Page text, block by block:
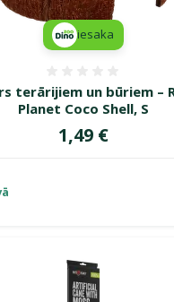
terārijiem un būriem –
Planet Coco Shell, S
Cena
1,49 €
iesaka